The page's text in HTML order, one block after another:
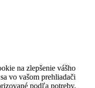
na zlepšenie vášho
vo vašom prehliadači
podľa potreby,